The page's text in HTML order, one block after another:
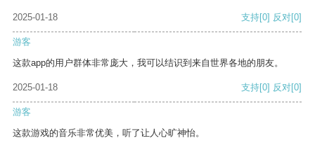
2025-01-18 支持[0] 反对[0]
游客
这款app的用户群体非常庞大，我可以结识到来自世界各地的朋友。
2025-01-18 支持[0] 反对[0]
游客
这款游戏的音乐非常优美，听了让人心旷神怡。